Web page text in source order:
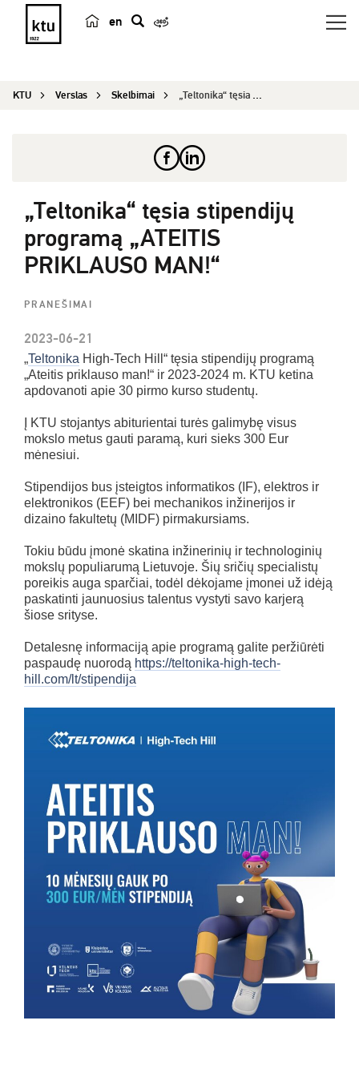
en
e
KTU Verslas Skelbimai „Teltonika“ tęsia stipendijų programą „ATEITIS P...
„Teltonika“ tęsia stipendijų
programą „ATEITIS
PRIKLAUSO MAN!“
PRANEŠIMAI
2023-06-21
„Teltonika High-Tech Hill“ tęsia stipendijų programą
„Ateitis priklauso man!“ ir 2023-2024 m. KTU ketina
apdovanoti apie 30 pirmo kurso studentų.
Į KTU stojantys abiturientai turės galimybę visus
mokslo metus gauti paramą, kuri sieks 300 Eur
mėnesiui.
Stipendijos bus įsteigtos informatikos (IF), elektros ir
elektronikos (EEF) bei mechanikos inžinerijos ir
dizaino fakultetų (MIDF) pirmakursiams.
Tokiu būdu įmonė skatina inžinerinių ir technologinių
mokslų populiarumą Lietuvoje. Šių sričių specialistų
poreikis auga sparčiai, todėl dėkojame įmonei už idėją
paskatinti jaunuosius talentus vystyti savo karjerą
šiose srityse.
Detalesnę informaciją apie programą galite peržiūrėti
paspaudę nuorodą https://teltonika-high-tech-
hill.com/lt/stipendija